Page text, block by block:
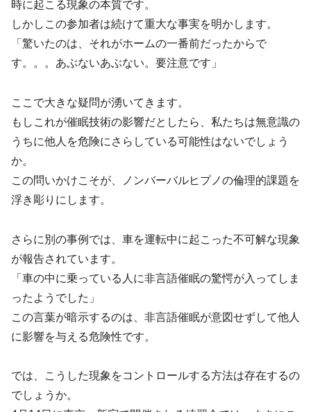
時に起こる現象の本質です。
しかしこの参加者は続けて重大な事実を明かします。
「驚いたのは、それがホームの一番前だったからで
す。。。あぶないあぶない。要注意です」
ここで大きな疑問が湧いてきます。
もしこれが催眠技術の影響だとしたら、私たちは無意識の
うちに他人を危険にさらしている可能性はないでしょう
か。
この問いかけこそが、ノンバーバルヒプノの倫理的課題を
浮き彫りにします。
さらに別の事例では、車を運転中に起こった不可解な現象
が報告されています。
「車の中に乗っている人に非言語催眠の驚愕が入ってしま
ったようでした」
この言葉が暗示するのは、非言語催眠が意図せずして他人
に影響を与える危険性です。
では、こうした現象をコントロールする方法は存在するの
でしょうか。